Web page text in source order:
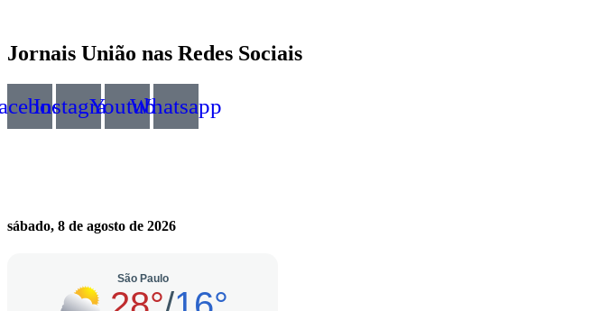
Jornais União nas Redes Sociais
InstagramYoutubeWhatsapp
sábado, 8 de agosto de 2026